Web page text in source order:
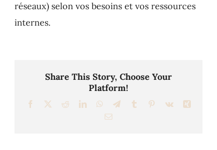
réseaux) selon vos besoins et vos ressources
internes.
Share This Story, Choose Your
Platform!
Facebook RedditLinkedInWhatsApp
TelegramTumblr Pinterest
Vk
Xing
Email